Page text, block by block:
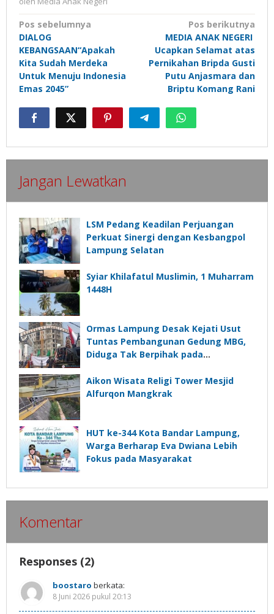
Navigasi
pos
Pos sebelumnya
DIALOG
KEBANGSAAN“Apakah
Kita Sudah Merdeka
Untuk Menuju Indonesia
Emas 2045”
Pos berikutnya
MEDIA ANAK NEGERI
Ucapkan Selamat atas
Pernikahan Bripda Gusti
Putu Anjasmara dan
Briptu Komang Rani
Jangan Lewatkan
LSM Pedang Keadilan Perjuangan
Perkuat Sinergi dengan Kesbangpol
Lampung Selatan
Syiar Khilafatul Muslimin, 1 Muharram
1448H
Ormas Lampung Desak Kejati Usut
Tuntas Pembangunan Gedung MBG,
Diduga Tak Berpihak pada
Aikon Wisata Religi Tower Mesjid
Alfurqon Mangkrak
HUT ke-344 Kota Bandar Lampung,
Warga Berharap Eva Dwiana Lebih
Fokus pada Masyarakat
Komentar
Responses (2)
boostaro berkata:
8 Juni 2026 pukul 20:13